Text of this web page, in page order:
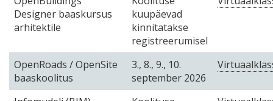
Designer baaskursus
arhitektile
kuupäevad
kinnitatakse
registreerumisel
OpenRoads / OpenSite
baaskoolitus
3., 8., 9., 10.
september 2026